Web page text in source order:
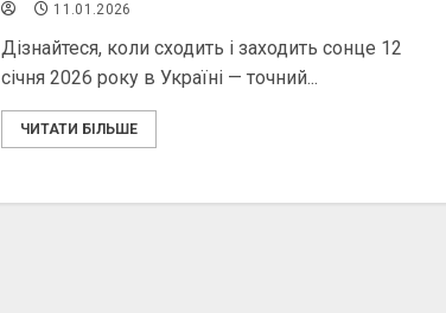
11.01.2026
Дізнайтеся, коли сходить і заходить сонце 12
січня 2026 року в Україні — точний...
ЧИТАТИ БІЛЬШЕ